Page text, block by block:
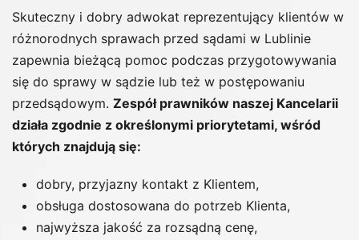
Skuteczny i dobry adwokat reprezentujący klientów w
różnorodnych sprawach przed sądami w Lublinie
zapewnia bieżącą pomoc podczas przygotowywania
się do sprawy w sądzie lub też w postępowaniu
przedsądowym. Zespół prawników naszej Kancelarii
działa zgodnie z określonymi priorytetami, wśród
których znajdują się:
dobry, przyjazny kontakt z Klientem,
obsługa dostosowana do potrzeb Klienta,
najwyższa jakość za rozsądną cenę,